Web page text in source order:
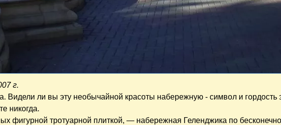
г.
Видели ли вы эту необычайной красоты набережную - символ и гордость
никогда.
фигурной тротуарной плиткой, — набережная Геленджика по